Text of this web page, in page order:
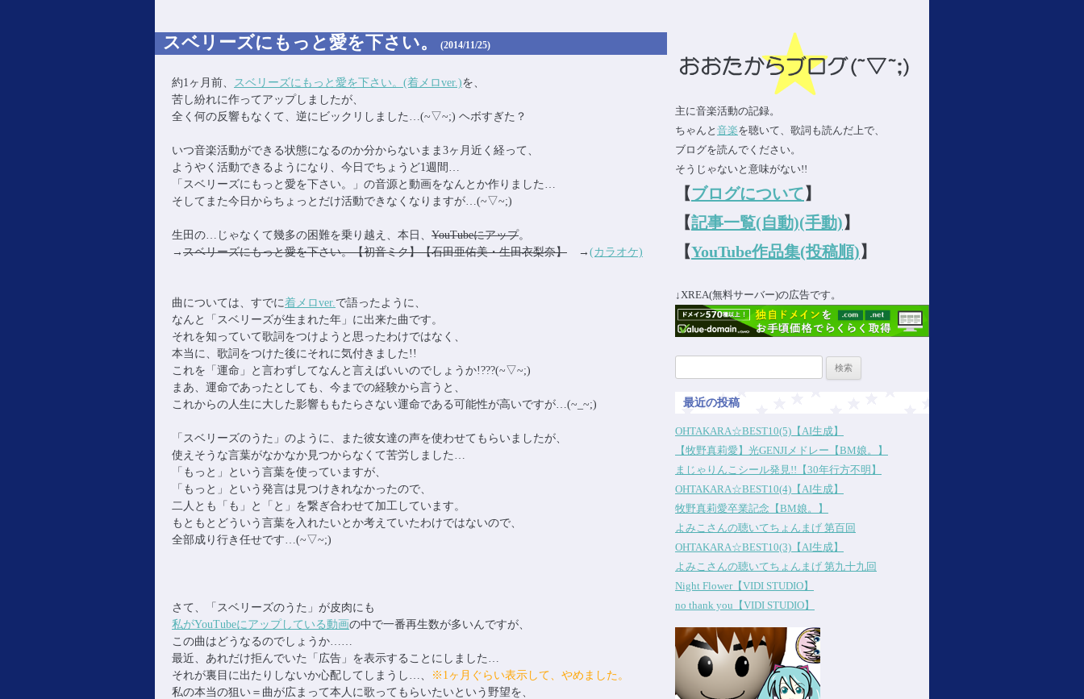
おおたからブログ(~▽~;)
スベリーズにもっと愛を下さい。 (2014/11/25)
約1ヶ月前、 スベリーズにもっと愛を下さい。(着メロver.)を、
苦し紛れに作ってアップしましたが、
全く何の反響もなくて、逆にビックリしました…(~▽~;) ヘボすぎた？
いつ音楽活動ができる状態になるのか分からないまま3ヶ月近く経って、
ようやく活動できるようになり、今日でちょうど1週間…
「スベリーズにもっと愛を下さい。」の音源と動画をなんとか作りました…
そしてまた今日からちょっとだけ活動できなくなりますが…(~▽~;)
生田の…じゃなくて幾多の困難を乗り越え、本日、 YouTubeにアップ。
→ スベリーズにもっと愛を下さい。【初音ミク】【石田亜佑美・生田衣梨奈】 → (カラオケ)
曲については、すでに着メロver.で語ったように、
なんと「スベリーズが生まれた年」に出来た曲です。
それを知っていて歌詞をつけようと思ったわけではなく、
本当に、歌詞をつけた後にそれに気付きました!!
これを「運命」と言わずしてなんと言えばいいのでしょうか!???(~▽~;)
まあ、運命であったとしても、今までの経験から言うと、
これからの人生に大した影響ももたらさない運命である可能性が高いですが…(~_~;)
「スベリーズのうた」のように、また彼女達の声を使わせてもらいましたが、
使えそうな言葉がなかなか見つからなくて苦労しました…
「もっと」という言葉を使っていますが、
「もっと」という発言は見つけきれなかったので、
二人とも「も」と「と」を繋ぎ合わせて加工しています。
もともとどういう言葉を入れたいとか考えていたわけではないので、
全部成り行き任せです…(~▽~;)
さて、「スベリーズのうた」が皮肉にも
私がYouTubeにアップしている動画の中で一番再生数が多いんですが、
この曲はどうなるのでしょうか……
最近、あれだけ拒んでいた「広告」を表示することにしました…
それが裏目に出たりしないか心配してしまうし…、
※1ヶ月ぐらい表示して、やめました。
私の本当の狙い＝曲が広まって本人に歌ってもらいたいという野望を、
主に音楽活動の記録。
ちゃんと 音楽を聴いて、歌詞も読んだ上で、
ブログを読んでください。
そうじゃないと意味がない!!
【 ブログについて】
【記事一覧(自動)(手動)】
【YouTube作品集(投稿順)】
↓XREA(無料サーバー)の広告です。
最近の投稿
OHTAKARA☆BEST10(5)【AI生成】
【牧野真莉愛】光GENJIメドレー【BM娘。】
まじゃりんこシール発見!!【30年行方不明】
OHTAKARA☆BEST10(4)【AI生成】
牧野真莉愛卒業記念【BM娘。】
よみこさんの聴いてちょんまげ 第百回
OHTAKARA☆BEST10(3)【AI生成】
よみこさんの聴いてちょんまげ 第九十九回
Night Flower【VIDI STUDIO】
no thank you【VIDI STUDIO】